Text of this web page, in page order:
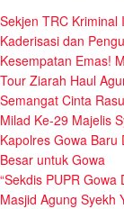
Sekjen TRC Kriminal
Kaderisasi dan
Kesempatan Emas!
Tour Ziarah Haul
Semangat Cinta
Milad Ke-29 Majelis
Kapolres Gowa Baru
Besar untuk Gowa
“Sekdis PUPR
Masjid Agung Syekh